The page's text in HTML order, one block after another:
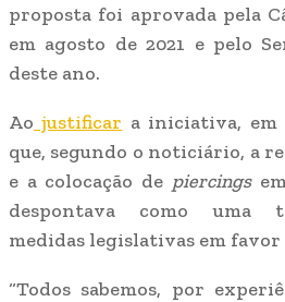
proposta foi aprovada pela
em agosto de 2021 e pelo
deste ano.
Ao justificar a iniciativa, em
que, segundo o noticiário, a
e a colocação de piercings
despontava como uma
medidas legislativas em favor
“Todos sabemos, por